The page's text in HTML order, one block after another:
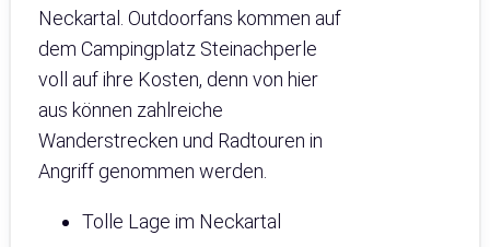
Neckartal. Outdoorfans kommen auf
dem Campingplatz Steinachperle
voll auf ihre Kosten, denn von hier
aus können zahlreiche
Wanderstrecken und Radtouren in
Angriff genommen werden.
Tolle Lage im Neckartal